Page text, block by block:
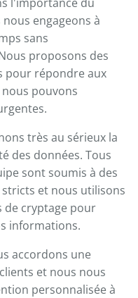
engageons à
sans
proposons des
pour répondre aux
pouvons
très au sérieux la
des données. Tous
sont soumis à des
et nous utilisons
de cryptage pour
informations.
accordons une
et nous nous
personnalisée à